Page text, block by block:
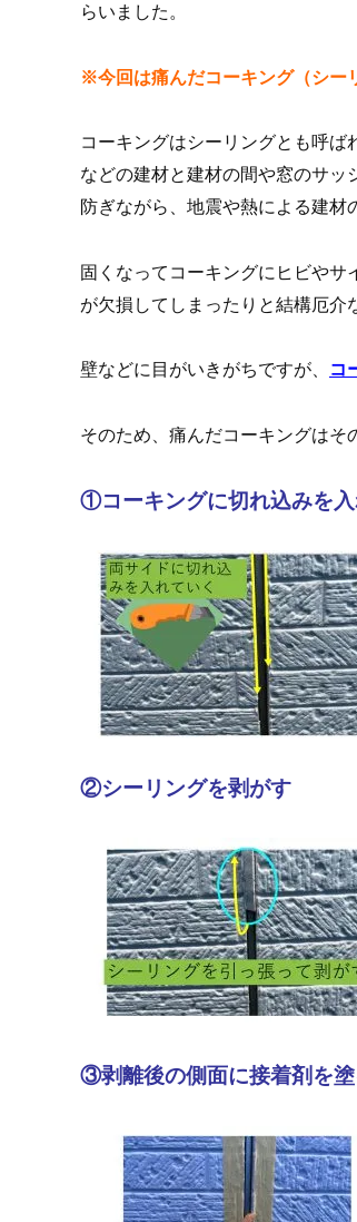
らいました。
※今回は痛んだコーキング（シー
コーキングはシーリングとも呼
などの建材と建材の間や窓のサ
防ぎながら、地震や熱による建材
固くなってコーキングにヒビや
が欠損してしまったりと結構厄介
壁などに目がいきがちですが、 コ
そのため、痛んだコーキングはそ
①コーキングに切れ込みを
②シーリングを剥がす
③剥離後の側面に接着剤を